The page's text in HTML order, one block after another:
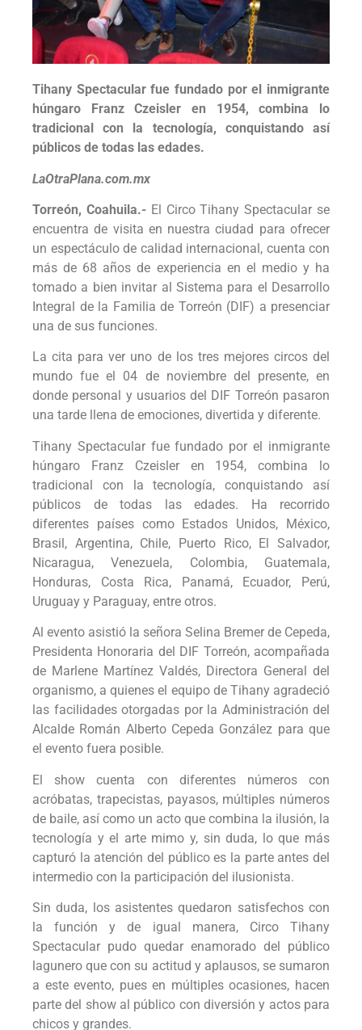
Tihany Spectacular fue fundado por el inmigrante
húngaro Franz Czeisler en 1954, combina lo
tradicional con la tecnología, conquistando así
públicos de todas las edades.
LaOtraPlana.com.mx
Torreón, Coahuila.-El Circo Tihany Spectacular se
encuentra de visita en nuestra ciudad para ofrecer
un espectáculo de calidad internacional, cuenta con
más de 68 años de experiencia en el medio y ha
tomado a bien invitar al Sistema para el Desarrollo
Integral de la Familia de Torreón (DIF) a presenciar
una de sus funciones.
La cita para ver uno de los tres mejores circos del
mundo fue el 04 de noviembre del presente, en
donde personal y usuarios del DIF Torreón pasaron
una tarde llena de emociones, divertida y diferente.
Tihany Spectacular fue fundado por el inmigrante
húngaro Franz Czeisler en 1954, combina lo
tradicional con la tecnología, conquistando así
públicos de todas las edades. Ha recorrido
diferentes países como Estados Unidos, México,
Brasil, Argentina, Chile, Puerto Rico, El Salvador,
Nicaragua, Venezuela, Colombia, Guatemala,
Honduras, Costa Rica, Panamá, Ecuador, Perú,
Uruguay y Paraguay, entre otros.
Al evento asistió la señora Selina Bremer de Cepeda,
Presidenta Honoraria del DIF Torreón, acompañada
de Marlene Martínez Valdés, Directora General del
organismo, a quienes el equipo de Tihany agradeció
las facilidades otorgadas por la Administración del
Alcalde Román Alberto Cepeda González para que
el evento fuera posible.
El show cuenta con diferentes números con
acróbatas, trapecistas, payasos, múltiples números
de baile, así como un acto que combina la ilusión, la
tecnología y el arte mimo y, sin duda, lo que más
capturó la atención del público es la parte antes del
intermedio con la participación del ilusionista.
Sin duda, los asistentes quedaron satisfechos con
la función y de igual manera, Circo Tihany
Spectacular pudo quedar enamorado del público
lagunero que con su actitud y aplausos, se sumaron
a este evento, pues en múltiples ocasiones, hacen
parte del show al público con diversión y actos para
chicos y grandes.